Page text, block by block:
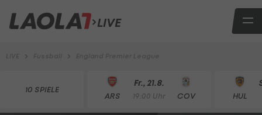
LIVE
LIVE Fussball England Premier League
10 SPIELE
ARS COV
Fr., 21.8.
19:00 Uhr HUL